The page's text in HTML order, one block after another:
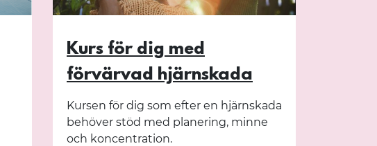
Kurs för dig med
förvärvad hjärnskada
Kursen för dig som efter en hjärnskada
behöver stöd med planering, minne
och koncentration.